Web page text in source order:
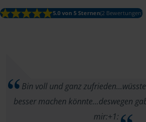
5.0 von 5 Sternen(2 Bewertungen)
Bin voll und ganz
besser machen könnte...deswegen
mir:+1: